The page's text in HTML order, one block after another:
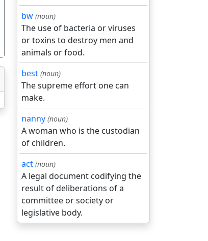
bw (noun)
The use of bacteria or viruses
or toxins to destroy men and
animals or food.
best (noun)
The supreme effort one can
make.
nanny (noun)
A woman who is the custodian
of children.
act (noun)
A legal document codifying the
result of deliberations of a
committee or society or
legislative body.